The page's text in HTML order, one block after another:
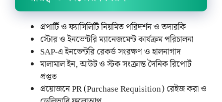
প্রপার্টি ও ফ্যাসিলিটি নিয়মিত পরিদর্শন ও তদারকি
স্টোর ও ইনভেন্টরি ম্যানেজমেন্ট কার্যক্রম পরিচালনা
SAP-এ ইনভেন্টরি রেকর্ড সংরক্ষণ ও হালনাগাদ
মালামাল ইন, আউট ও স্টক সংক্রান্ত দৈনিক রিপোর্ট
প্রস্তুত
প্রয়োজনে PR (Purchase Requisition) রেইজ করা ও